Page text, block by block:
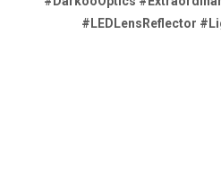
#LEDLensReflector